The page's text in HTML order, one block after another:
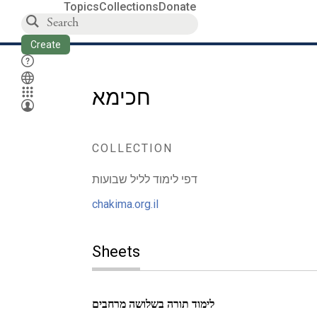
TopicsCollectionsDonate
Create
חכימא
COLLECTION
דפי לימוד לליל שבועות
chakima.org.il
Sheets
לימוד תורה בשלושה מרחבים